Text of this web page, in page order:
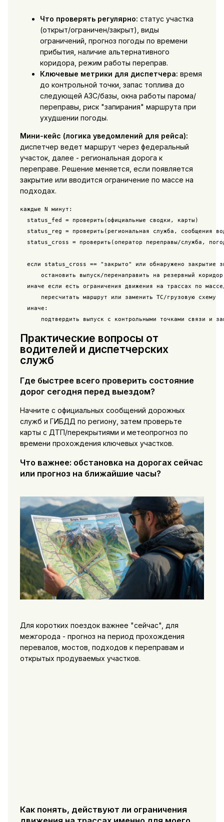
Что проверять регулярно: статус участка
(открыт/ограничен/закрыт), виды
ограничений, прогноз погоды по времени
прибытия, наличие альтернативного
коридора, режим работы переправ.
Ключевые метрики для диспетчера: время
до контрольной точки, запас топлива до
следующей АЗС/базы, окна работы парома/
переправы, риск "запирания" маршрута при
ухудшении погоды.
Мини-кейс (логика уведомлений для рейса):
диспетчер ведет маршрут через федеральный
участок, далее - региональная дорога к
переправе. Решение меняется, если появляется
закрытие или вводится ограничение по массе на
подходах.
каждые N минут:
  status_fed = проверить(официальные сводки, карты)
status_reg = проверить(региональная служба, сообщения
status_cross = проверить(оператор переправы/служба,
если status_cross == "закрыто" или обнаружено закрытие
      остановить выпуск/перенаправить на резервный коридор
иначе если есть ограничения движения на трассах по
      пересчитать маршрут или заменить ТС/грузовую схему
  иначе:
подтвердить выпуск с контрольными точками связи и
Практические вопросы от
водителей и диспетчерских
служб
Где быстрее всего проверить состояние
дорог сегодня перед выездом?
Начните с официальных сообщений дорожных
служб и ГИБДД по региону, затем проверьте
карты с ДТП/перекрытиями и метеопрогноз по
времени прохождения ключевых участков.
Что важнее: обстановка на дорогах сейчас
или прогноз на ближайшие часы?
Для коротких поездок важнее "сейчас", для
межгорода - прогноз на период прохождения
перевалов, мостов, подходов к переправам и
открытых продуваемых участков.
Как понять, действуют ли ограничения